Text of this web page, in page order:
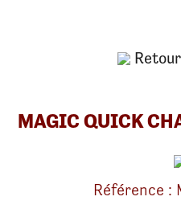
MAGIC QUICK
Référence :